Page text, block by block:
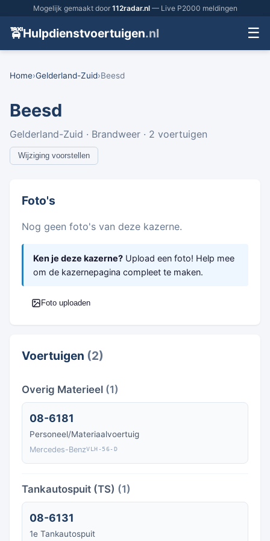
Mogelijk gemaakt door 112radar.nl— Live P2000 meldingen
🚖Hulpdienstvoertuigen.nl ☰
Home›Gelderland-Zuid›Beesd
Beesd
Gelderland-Zuid · Brandweer · 2 voertuigen
Wijziging voorstellen
Foto's
Nog geen foto's van deze kazerne.
Ken je deze kazerne? Upload een foto! Help mee
om de kazernepagina compleet te maken.
Foto uploaden
Voertuigen (2)
Overig Materieel (1)
08-6181
Personeel/Materiaalvoertuig
Mercedes-BenzVLH-56-D
Tankautospuit (TS) (1)
08-6131
1e Tankautospuit